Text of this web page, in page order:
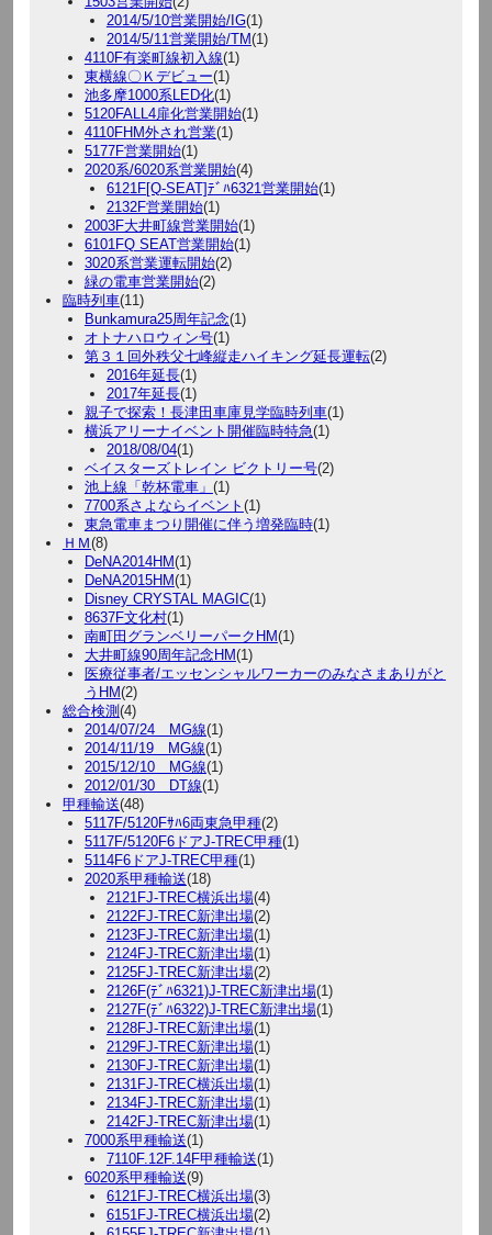
2014/5/10営業開始/IG(1)
2014/5/11営業開始/TM(1)
4110F有楽町線初入線(1)
東横線〇Ｋデビュー(1)
池多摩1000系LED化(1)
5120FALL4扉化営業開始(1)
4110FHM外され営業(1)
5177F営業開始(1)
2020系/6020系営業開始(4)
6121F[Q-SEAT]ﾃﾞﾊ6321営業開始(1)
2132F営業開始(1)
2003F大井町線営業開始(1)
6101FQ SEAT営業開始(1)
3020系営業運転開始(2)
緑の電車営業開始(2)
臨時列車(11)
Bunkamura25周年記念(1)
オトナハロウィン号(1)
第３１回外秩父七峰縦走ハイキング延長運転(2)
2016年延長(1)
2017年延長(1)
親子で探索！長津田車庫見学臨時列車(1)
横浜アリーナイベント開催臨時特急(1)
2018/08/04(1)
ベイスターズトレイン ビクトリー号(2)
池上線「乾杯電車」 (1)
7700系さよならイベント (1)
東急電車まつり開催に伴う増発臨時(1)
ＨＭ(8)
DeNA2014HM(1)
DeNA2015HM(1)
Disney CRYSTAL MAGIC(1)
8637F文化村(1)
南町田グランベリーパークHM(1)
大井町線90周年記念HM(1)
医療従事者/エッセンシャルワーカーのみなさまありがと
うHM(2)
総合検測 (4)
2014/07/24 MG線(1)
2014/11/19 MG線(1)
2015/12/10 MG線(1)
2012/01/30 DT線(1)
甲種輸送(48)
5117F/5120Fｻﾊ6両東急甲種(2)
5117F/5120F6ドアJ-TREC甲種(1)
5114F6ドアJ-TREC甲種(1)
2020系甲種輸送(18)
2121FJ-TREC横浜出場(4)
2122FJ-TREC新津出場(2)
2123FJ-TREC新津出場(1)
2124FJ-TREC新津出場(1)
2125FJ-TREC新津出場(2)
2126F(ﾃﾞﾊ6321)J-TREC新津出場(1)
2127F(ﾃﾞﾊ6322)J-TREC新津出場(1)
2128FJ-TREC新津出場(1)
2129FJ-TREC新津出場(1)
2130FJ-TREC新津出場(1)
2131FJ-TREC横浜出場(1)
2134FJ-TREC新津出場(1)
2142FJ-TREC新津出場(1)
7000系甲種輸送(1)
7110F.12F.14F甲種輸送(1)
6020系甲種輸送(9)
6121FJ-TREC横浜出場(3)
6151FJ-TREC横浜出場(2)